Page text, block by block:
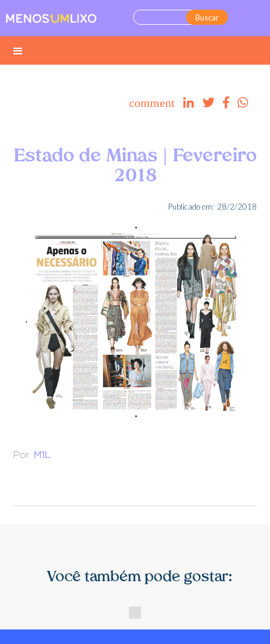
comment    
Estado de Minas | Fevereiro
2018
Publicado em: 28/2/2018
M1L
Por:
Você também pode gostar: